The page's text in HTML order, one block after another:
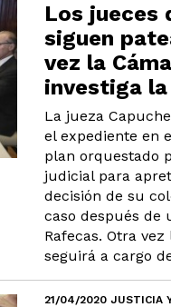
Los jueces
siguen
vez la
investiga
La jueza
el expediente en
plan orquestado
judicial para
decisión de su
caso después de
Rafecas. Otra
seguirá a cargo
21/04/2020 JUSTICIA